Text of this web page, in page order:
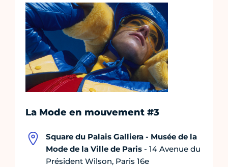
La Mode en mouvement #3
Square du Palais Galliera - Musée de la
Mode de la Ville de Paris - 14 Avenue du
Président Wilson, Paris 16e